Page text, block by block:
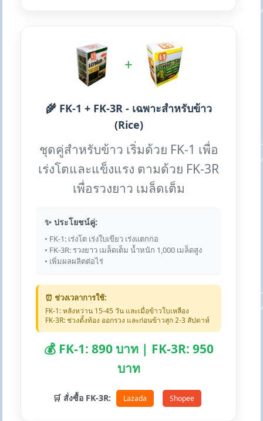
+
🌾 FK-1 + FK-3R - เฉพาะสำหรับข้าว
(Rice)
ชุดคู่สำหรับข้าว เริ่มด้วย FK-1 เพื่อ
เร่งโตและแข็งแรง ตามด้วย FK-3R
เพื่อรวงยาว เมล็ดเต็ม
✨ ประโยชน์คู่:
• FK-1: เร่งโต เร่งใบเขียว เร่งแตกกอ
• FK-3R: รวงยาว เมล็ดเต็ม น้ำหนัก 1,000 เมล็ดสูง
• เพิ่มผลผลิตต่อไร่
⏰ ช่วงเวลาการใช้:
FK-1: หลังหว่าน 15-45 วัน และเมื่อข้าวใบเหลือง
FK-3R: ช่วงตั้งท้อง ออกรวง และก่อนข้าวสุก 2-3 สัปดาห์
💰 FK-1: 890 บาท | FK-3R: 950
บาท
🛒 สั่งซื้อ FK-3R: Lazada Shopee